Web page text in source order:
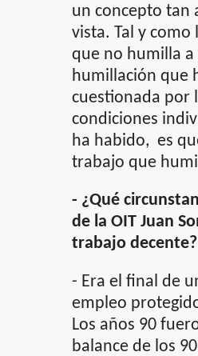
un concepto tan
vista. Tal y
que no humilla
humillación que
cuestionada por
condiciones
ha habido, es
trabajo que
- ¿Qué
de la OIT Juan
trabajo decente?
- Era el final de
empleo
Los años 90
balance de los